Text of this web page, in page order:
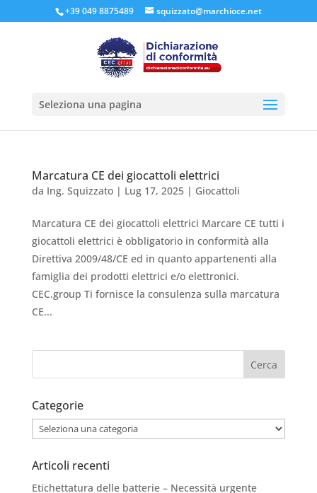
+39 049 8875489 squizzato@marchioce.net
Seleziona una pagina
Marcatura CE dei giocattoli elettrici
da Ing. Squizzato| Lug 17, 2025| Giocattoli
Marcatura CE dei giocattoli elettrici Marcare CE tutti i
giocattoli elettrici è obbligatorio in conformità alla
Direttiva 2009/48/CE ed in quanto appartenenti alla
famiglia dei prodotti elettrici e/o elettronici.
CEC.group Ti fornisce la consulenza sulla marcatura
CE...
Categorie
Categorie
Articoli recenti
Etichettatura delle batterie – Necessità urgente